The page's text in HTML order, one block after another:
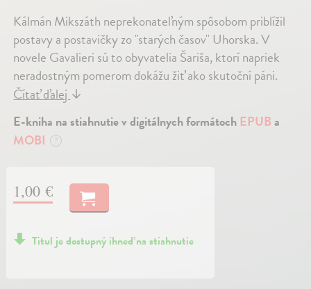
Kálmán Mikszáth neprekonateľným spôsobom priblížil
postavy a postavičky zo "starých časov" Uhorska. V
novele Gavalieri sú to obyvatelia Šariša, ktorí napriek
neradostným pomerom dokážu žiť ako skutoční páni.
Čítať ďalej ↓
E-kniha na stiahnutie v digitálnych formátoch EPUBa
MOBI
?
1,00 €
Titul je dostupný ihneď na stiahnutie